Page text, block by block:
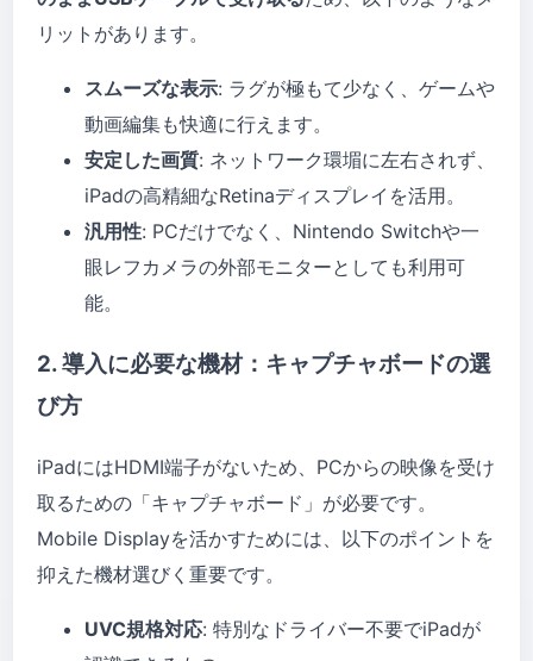
リットがあります。
スムーズな表示: ラグが極もて少なく、ゲームや
動画編集も快適に行えます。
安定した画質: ネットワーク環堳に左右されず、
iPadの高精細なRetinaディスプレイを活用。
汎用性: PCだけでなく、Nintendo Switchや一
眼レフカメラの外部モニターとしても利用可
能。
2. 導入に必要な機材：キャプチャボードの選
び方
iPadにはHDMI端子がないため、PCからの映像を受け
取るための「キャプチャボード」が必要です。
Mobile Displayを活かすためには、以下のポイントを
抑えた機材選びく重要です。
UVC規格対応: 特別なドライバー不要でiPadが